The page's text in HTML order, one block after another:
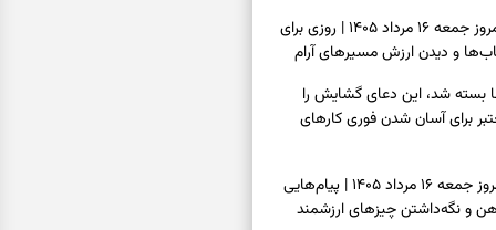
فال سرنوشت امروز جمعه ۱۶ مرداد ۱۴۰۵ | روزی برای
و دیدن ارزش مسیرهای آرام
بسته شد، این دعای گشایش را
برای آسان شدن فوری کارهای
فال فرشتگان امروز جمعه ۱۶ مرداد ۱۴۰۵ | پیام‌هایی
و نگه‌داشتن چیزهای ارزشمند